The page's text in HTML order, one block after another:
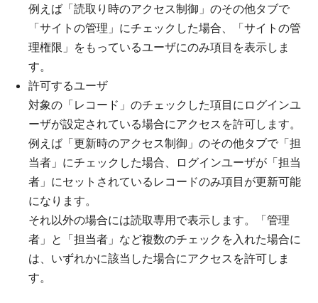
例えば「読取り時のアクセス制御」のその他タブで
「サイトの管理」にチェックした場合、「サイトの管
理権限」をもっているユーザにのみ項目を表示しま
す。
許可するユーザ
対象の「レコード」のチェックした項目にログインユ
ーザが設定されている場合にアクセスを許可します。
例えば「更新時のアクセス制御」のその他タブで「担
当者」にチェックした場合、ログインユーザが「担当
者」にセットされているレコードのみ項目が更新可能
になります。
それ以外の場合には読取専用で表示します。「管理
者」と「担当者」など複数のチェックを入れた場合に
は、いずれかに該当した場合にアクセスを許可しま
す。